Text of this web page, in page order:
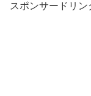
スポンサードリン